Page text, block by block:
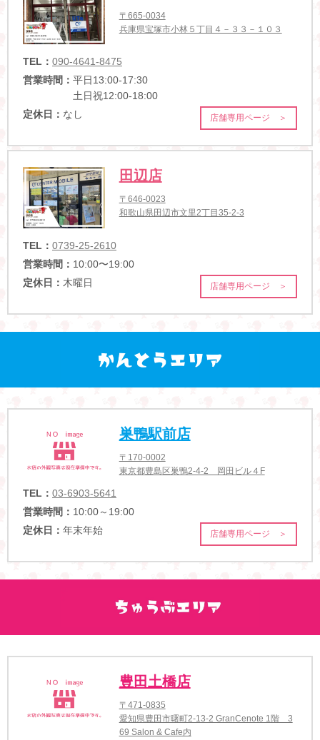
〒665-0034
兵庫県宝塚市小林５丁目４－３３－１０３
TEL： 090-4641-8475
営業時間： 平日13:00-17:30
土日祝12:00-18:00
定休日： なし 店舗専用ページ ＞
田辺店
〒646-0023
和歌山県田辺市文里2丁目35-2-3
TEL： 0739-25-2610
営業時間： 10:00〜19:00
定休日： 木曜日 店舗専用ページ ＞
巣鴨駅前店
〒170-0002
東京都豊島区巣鴨2-4-2 岡田ビル４F
TEL： 03-6903-5641
営業時間： 10:00～19:00
定休日： 年末年始 店舗専用ページ ＞
豊田土橋店
〒471-0835
愛知県豊田市曙町2-13-2 GranCenote 1階 3
69 Salon & Cafe内